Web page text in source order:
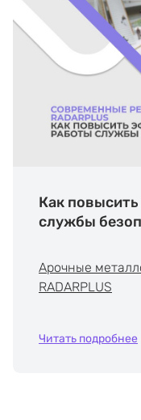
Как
службы
Арочные
RADARPLUS
Читать подробнее